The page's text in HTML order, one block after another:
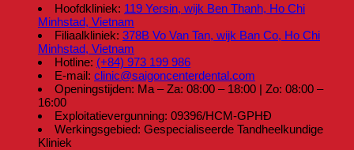
Hoofdkliniek: 119 Yersin, wijk Ben Thanh, Ho Chi
Minhstad, Vietnam
Filiaalkliniek: 378B Vo Van Tan, wijk Ban Co, Ho Chi
Minhstad, Vietnam
Hotline: (+84) 973 199 986
E-mail: clinic@saigoncenterdental.com
Openingstijden: Ma – Za: 08:00 – 18:00 | Zo: 08:00 –
16:00
Exploitatievergunning: 09396/HCM-GPHĐ
Werkingsgebied: Gespecialiseerde Tandheelkundige
Kliniek